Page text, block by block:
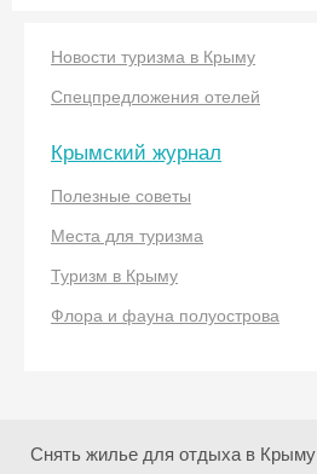
Новости туризма в Крыму
Спецпредложения отелей
Крымский журнал
Полезные советы
Места для туризма
Туризм в Крыму
Флора и фауна полуострова
Снять жилье для отдыха в Крыму